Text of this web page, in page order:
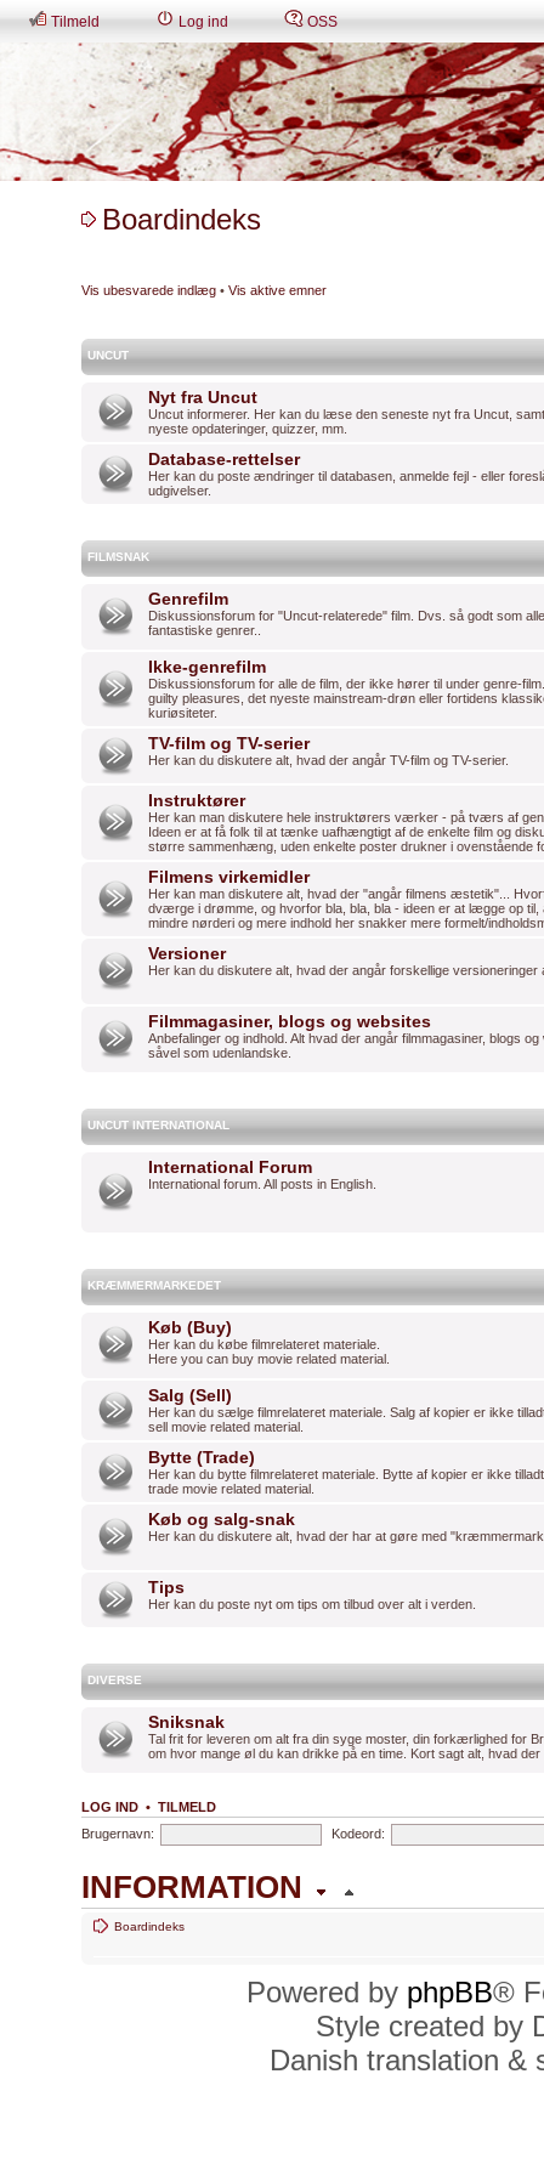
Tilmeld Log ind OSS
Boardindeks
Vis ubesvarede indlæg • Vis aktive emner
UNCUT
Nyt fra Uncut
Uncut informerer. Her kan du læse den seneste nyt fra Uncut,
nyeste opdateringer, quizzer, mm.
Database-rettelser
Her kan du poste ændringer til databasen, anmelde fejl - eller
udgivelser.
FILMSNAK
Genrefilm
Diskussionsforum for "Uncut-relaterede" film. Dvs. så godt som
fantastiske genrer..
Ikke-genrefilm
Diskussionsforum for alle de film, der ikke hører til under genre-
guilty pleasures, det nyeste mainstream-drøn eller fortidens
kuriøsiteter.
TV-film og TV-serier
Her kan du diskutere alt, hvad der angår TV-film og TV-serier.
Instruktører
Her kan man diskutere hele instruktørers værker - på tværs af
Ideen er at få folk til at tænke uafhængtigt af de enkelte film og
større sammenhæng, uden enkelte poster drukner i ovenstående
Filmens virkemidler
Her kan man diskutere alt, hvad der "angår filmens æstetik"...
dværge i drømme, og hvorfor bla, bla, bla - ideen er at lægge op til,
mindre nørderi og mere indhold her snakker mere formelt/
Versioner
Her kan du diskutere alt, hvad der angår forskellige versioneringer
Filmmagasiner, blogs og websites
Anbefalinger og indhold. Alt hvad der angår filmmagasiner, blogs
såvel som udenlandske.
UNCUT INTERNATIONAL
International Forum
International forum. All posts in English.
KRÆMMERMARKEDET
Køb (Buy)
Her kan du købe filmrelateret materiale.
Here you can buy movie related material.
Salg (Sell)
Her kan du sælge filmrelateret materiale. Salg af kopier er ikke
sell movie related material.
Bytte (Trade)
Her kan du bytte filmrelateret materiale. Bytte af kopier er ikke
trade movie related material.
Køb og salg-snak
Her kan du diskutere alt, hvad der har at gøre med
Tips
Her kan du poste nyt om tips om tilbud over alt i verden.
DIVERSE
Sniksnak
Tal frit for leveren om alt fra din syge moster, din forkærlighed for
om hvor mange øl du kan drikke på en time. Kort sagt alt, hvad
LOG IND • TILMELD
Brugernavn:
Kodeord:
INFORMATION
Alle tider er UTC + 1 time [DST
Dato og tid er søn 9. aug 2026
Boardindeks
Powered by phpBB®
Style created by
Danish translation &